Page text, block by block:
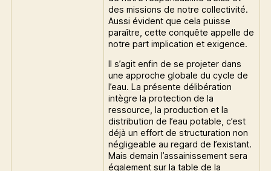
des missions de notre collectivité.
Aussi évident que cela puisse
paraître, cette conquête appelle de
notre part implication et exigence.
Il s’agit enfin de se projeter dans
une approche globale du cycle de
l’eau. La présente délibération
intègre la protection de la
ressource, la production et la
distribution de l’eau potable, c’est
déjà un effort de structuration non
négligeable au regard de l’existant.
Mais demain l’assainissement sera
également sur la table de la